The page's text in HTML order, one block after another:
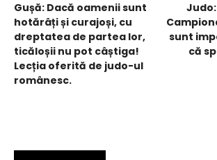
Gușă: Dacă oamenii sunt
hotărâți și curajoși, cu
dreptatea de partea lor,
ticăloșii nu pot câștiga!
Lecția oferită de judo-ul
românesc.
sunt
că